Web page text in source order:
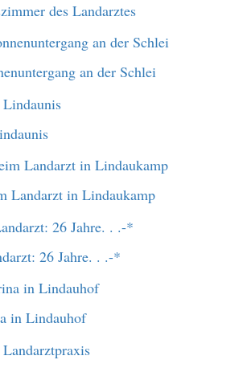
des Landarztes
an der Schlei
Landarzt in Lindaukamp
26 Jahre. . .-*
in Lindauhof